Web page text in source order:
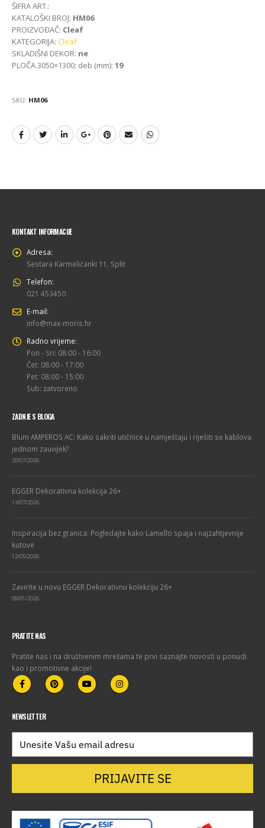
ŠIFRA ART.:
KATALOŠKI BROJ: HM06
PROIZVOĐAČ: Cleaf
KATEGORIJA: Cleaf
SKLADIŠNI DEKOR: ne
PLOČA 3050×1300; deb (mm): 19
SKU: HM06
KONTAKT INFORMACIJE
Adresa:
Sestara Karmelićanki 11, Split
Telefon:
021 453450
E-mail:
info@max-moris.hr
Radno vrijeme:
Pon - Sri: 08:00 - 16:00
Čet: 08:00 - 17:00
Pet: 08:00 - 15:00
Sub: zatvoreno
ZADNJE S BLOGA
Blum AMPEROS AC: Kako sakriti utičnice u namještaju i riješiti se kablova
jednom zauvijek?
20/07/2026
EGGER Dekorativna kolekcija 26+
13/07/2026
Inspiracija bez granica: Pogledajte kako Lamello spaja i najzahtjevnije
kutove
12/05/2026
Zavirite u novu EGGER Dekorativnu kolekciju 26+
09/01/2026
PRATITE NAS
Pratite nas i na društvenim mrežama te prvi saznajte novosti u ponudi
kao i promotivne akcije!
NEWSLETTER
PRIJAVITE SE